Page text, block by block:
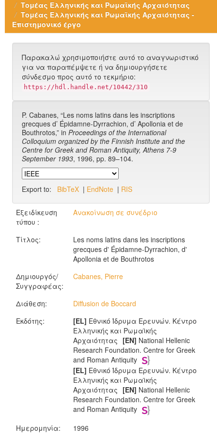
Τομέας Ελληνικής και Ρωμαϊκής Αρχαιότητας
Τομέας Ελληνικής και Ρωμαϊκής Αρχαιότητας -
Επιστημονικό έργο
Παρακαλώ χρησιμοποιήστε αυτό το αναγνωριστικό
για να παραπέμψετε ή να δημιουργήσετε
σύνδεσμο προς αυτό το τεκμήριο:
https://hdl.handle.net/10442/310
P. Cabanes, “Les noms latins dans les inscriptions
grecques d’ Épidamne-Dyrrachion, d’ Apollonia et de
Bouthrotos,” in Proceedings of the International
Colloquium organized by the Finnish Institute and the
Centre for Greek and Roman Antiquity, Athens 7-9
September 1993, 1996, pp. 89–104.
Export to: BibTeX | EndNote | RIS
Εξειδίκευση
τύπου :
Ανακοίνωση σε συνέδριο
Τίτλος:
Les noms latins dans les inscriptions
grecques d' Épidamne-Dyrrachion, d'
Apollonia et de Bouthrotos
Δημιουργός/
Συγγραφέας:
Cabanes, Pierre
Διάθεση:
Diffusion de Boccard
Εκδότης:
[EL] Εθνικό Ίδρυμα Ερευνών. Κέντρο
Ελληνικής και Ρωμαϊκής
Αρχαιότητας [EN] National Hellenic
Research Foundation. Centre for Greek
and Roman Antiquity
[EL] Εθνικό Ίδρυμα Ερευνών. Κέντρο
Ελληνικής και Ρωμαϊκής
Αρχαιότητας [EN] National Hellenic
Research Foundation. Centre for Greek
and Roman Antiquity
Ημερομηνία:
1996